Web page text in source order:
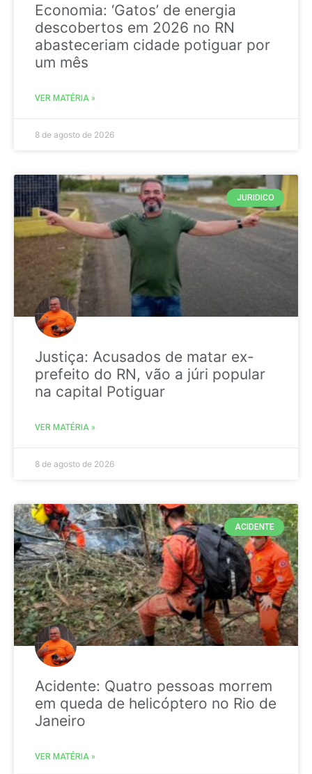
Economia: ‘Gatos’ de energia
descobertos em 2026 no RN
abasteceriam cidade potiguar por
um mês
VER MATÉRIA »
8 de agosto de 2026
JURIDICO
Justiça: Acusados de matar ex-
prefeito do RN, vão a júri popular
na capital Potiguar
VER MATÉRIA »
8 de agosto de 2026
ACIDENTE
Acidente: Quatro pessoas morrem
em queda de helicóptero no Rio de
Janeiro
VER MATÉRIA »